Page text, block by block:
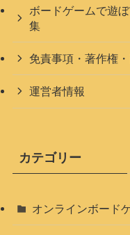
ボードゲームで遊
集
免責事項・著作権
運営者情報
カテゴリー
オンラインボード